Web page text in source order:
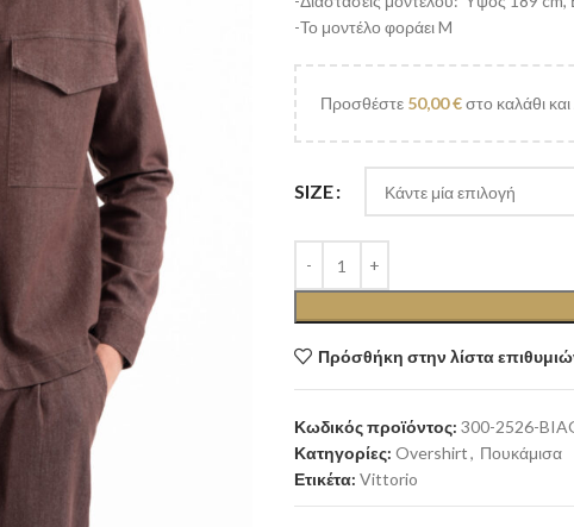
-Το μοντέλο φοράει M
Προσθέστε 50,00€στο καλάθι
SIZE
Πρόσθήκη στην λίστα
Κωδικός προϊόντος: 300-2526-
Κατηγορίες: Overshirt, Πουκάμισα
Ετικέτα: Vittorio